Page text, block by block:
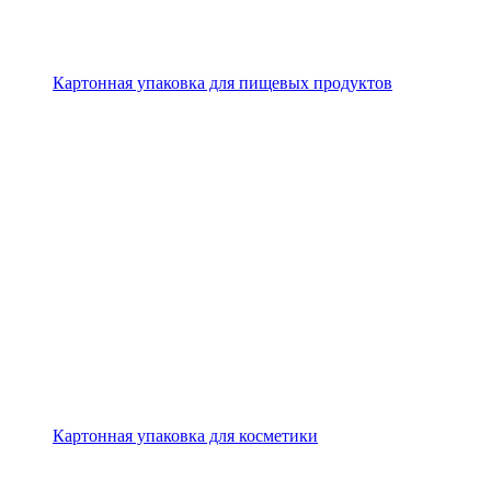
Картонная упаковка для пищевых продуктов
Картонная упаковка для косметики